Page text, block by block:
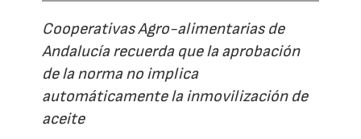
Cooperativas Agro-alimentarias de
Andalucía recuerda que la aprobación
de la norma no implica
automáticamente la inmovilización de
aceite